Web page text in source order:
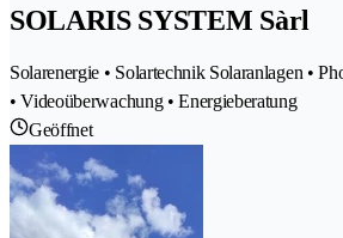
SOLARIS SYSTEM Sàrl
Solarenergie • Solartechnik Solaranlagen •
• Videoüberwachung • Energieberatung
Geöffnet